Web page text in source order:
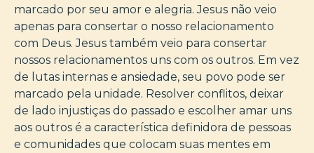
marcado por seu amor e alegria. Jesus não veio
apenas para consertar o nosso relacionamento
com Deus. Jesus também veio para consertar
nossos relacionamentos uns com os outros. Em vez
de lutas internas e ansiedade, seu povo pode ser
marcado pela unidade. Resolver conflitos, deixar
de lado injustiças do passado e escolher amar uns
aos outros é a característica definidora de pessoas
e comunidades que colocam suas mentes em